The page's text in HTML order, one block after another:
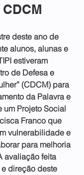
deste ano de
alunos, alunas e
estiveram
de Defesa e
(CDCM) para
da Palavra e
um Projeto Social
Franco que
vulnerabilidade e
para melhoria
avaliação feita
direção deste